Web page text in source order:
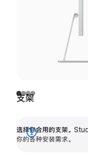
支架
选择你合用的支架。
你的各种安装需求。
展